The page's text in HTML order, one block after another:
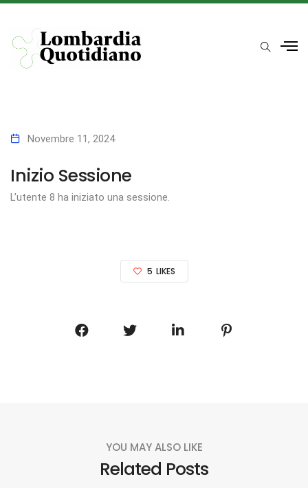
Novembre 11, 2024
Inizio Sessione
L’utente 8 ha iniziato una sessione.
5 LIKES
YOU MAY ALSO LIKE
Related Posts